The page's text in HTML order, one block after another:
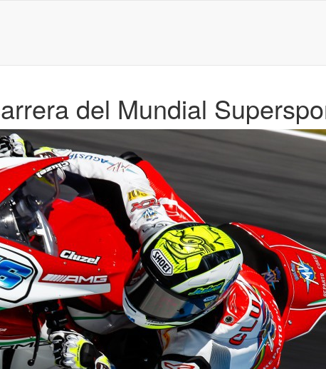
del Mundial